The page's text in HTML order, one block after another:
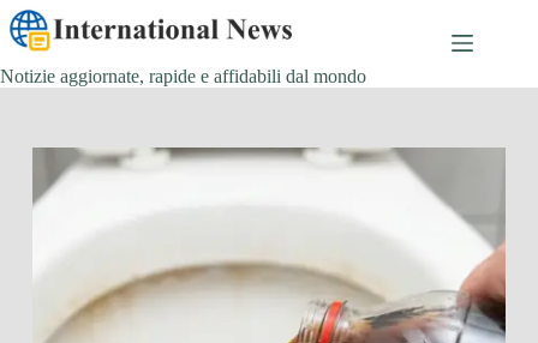
Salta
al
contenuto
Notizie aggiornate, rapide e affidabili dal mondo